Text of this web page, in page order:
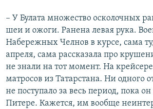
– У Булата множество осколочных
шеи и ожоги. Ранена левая рука.
Набережных Челнов в курсе, сама
апреля, сама рассказала про
не знали на тот момент. На
матросов из Татарстана. Ни одного
не поступало за весь период, пока
Питере. Кажется, им вообще